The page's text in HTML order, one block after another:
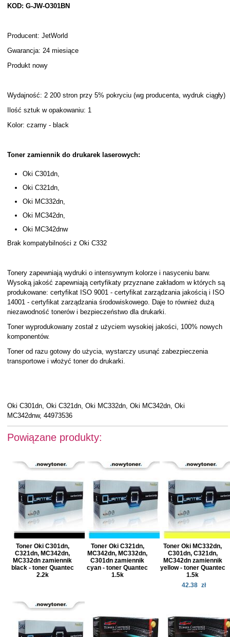
KOD: G-JW-O301BN
Producent: JetWorld
Gwarancja: 24 miesiące
Produkt nowy
Wydajność: 2 200 stron przy 5% pokryciu (wg producenta, wydruk ciągły)
Ilość sztuk w opakowaniu: 1
Kolor: czarny - black
Toner zamiennik do drukarek laserowych:
Oki C301dn,
Oki C321dn,
Oki MC332dn,
Oki MC342dn,
Oki MC342dnw
Brak kompatybilności z Oki C332
Tonery zapewniają wydruki o intensywnym kolorze i nasyceniu barw.
Wysoką jakość zapewniają certyfikaty przyznane zakładom w których są
produkowane: certyfikat ISO 9001 - certyfikat zarządzania jakością i ISO
14001 - certyfikat zarządzania środowiskowego. Daje to również dużą
niezawodność tonerów i bezpieczeństwo dla drukarki.
Toner wyprodukowany został z użyciem wysokiej jakości, 100% nowych
komponentów.
Toner od razu gotowy do użycia, wystarczy usunąć zabezpieczenia
transportowe i włożyć toner do drukarki.
Oki C301dn, Oki C321dn, Oki MC332dn, Oki MC342dn, Oki
MC342dnw, 44973536
Powiązane produkty:
Toner Oki C301dn,
C321dn, MC342dn,
MC332dn zamiennik
black - toner Quantec
2.2k
Toner Oki C321dn,
MC342dn, MC332dn,
C301dn zamiennik
cyan - toner Quantec
1.5k
Toner Oki MC332dn,
C301dn, C321dn,
MC342dn zamiennik
yellow - toner Quantec
1.5k
42.38 zł